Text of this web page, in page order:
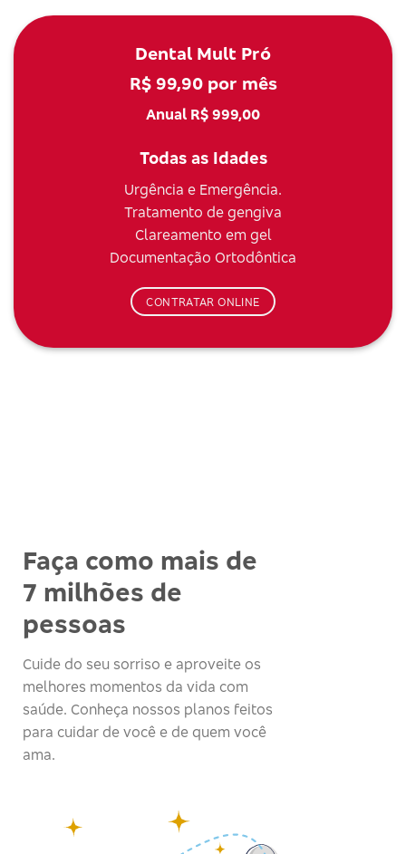
Dental Mult Pró
R$ 99,90 por mês
Anual R$ 999,00
Todas as Idades
Urgência e Emergência.
Tratamento de gengiva
Clareamento em gel
Documentação Ortodôntica
CONTRATAR ONLINE
Faça como mais de
7 milhões de
pessoas
Cuide do seu sorriso e aproveite os
melhores momentos da vida com
saúde. Conheça nossos planos feitos
para cuidar de você e de quem você
ama.